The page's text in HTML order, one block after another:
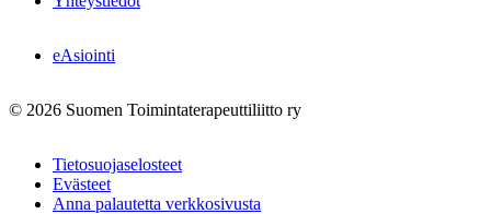
eAsiointi
© 2026 Suomen Toimintaterapeuttiliitto ry
Tietosuojaselosteet
Evästeet
Anna palautetta verkkosivusta